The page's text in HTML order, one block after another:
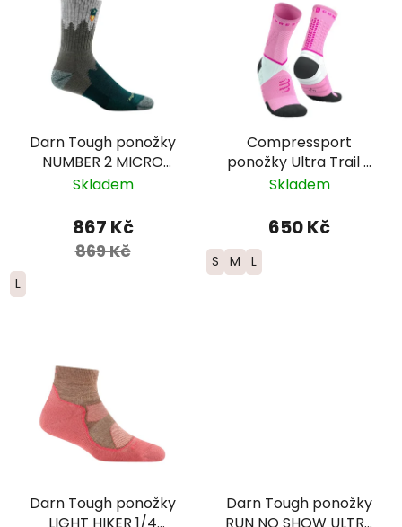
Darn Tough ponožky
NUMBER 2 MICRO
CREW Midweight
šedé
Skladem
867 Kč
869 Kč
L
Compressport
ponožky Ultra Trail -
růžová/bílá/černá
Skladem
650 Kč
S M L
Darn Tough ponožky
LIGHT HIKER 1/4
Darn Tough ponožky
RUN NO SHOW ULTRA